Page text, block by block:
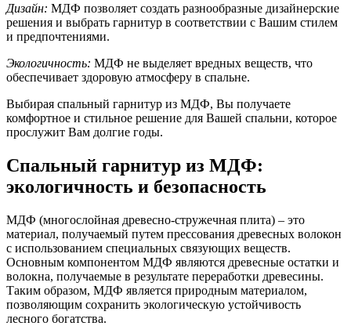
Дизайн: МДФ позволяет создать разнообразные дизайнерские
решения и выбрать гарнитур в соответствии с Вашим стилем
и предпочтениями.
Экологичность: МДФ не выделяет вредных веществ, что
обеспечивает здоровую атмосферу в спальне.
Выбирая спальный гарнитур из МДФ, Вы получаете
комфортное и стильное решение для Вашей спальни, которое
прослужит Вам долгие годы.
Спальный гарнитур из МДФ:
экологичность и безопасность
МДФ (многослойная древесно-стружечная плита) – это
материал, получаемый путем прессования древесных волокон
с использованием специальных связующих веществ.
Основным компонентом МДФ являются древесные остатки и
волокна, получаемые в результате переработки древесины.
Таким образом, МДФ является природным материалом,
позволяющим сохранить экологическую устойчивость
лесного богатства.